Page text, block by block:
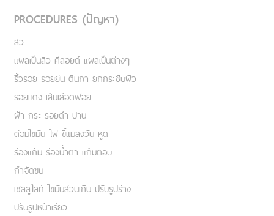
PROCEDURES (ปัญหา)
สิว
แผลเป็นสิว คีลอยด์ แผลเป็นต่างๆ
ริ้วรอย รอยย่น ตีนกา ยกกระชับผิว
รอยแดง เส้นเลือดฟอย
ฝ้า กระ รอยดำ ปาน
ต่อมไขมัน ไฝ ขี้แมลงวัน หูด
ร่องแก้ม ร่องน้ำตา แก้มตอบ
กำจัดขน
เชลลูไลท์ ไขมันส่วนเกิน ปรับรูปร่าง
ปรับรูปหน้าเรียว